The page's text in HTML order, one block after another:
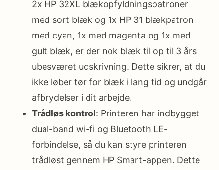
2x HP 32XL blækopfyldningspatroner
med sort blæk og 1x HP 31 blækpatron
med cyan, 1x med magenta og 1x med
gult blæk, er der nok blæk til op til 3 års
ubesværet udskrivning. Dette sikrer, at du
ikke løber tør for blæk i lang tid og undgår
afbrydelser i dit arbejde.
Trådløs kontrol: Printeren har indbygget
dual-band wi-fi og Bluetooth LE-
forbindelse, så du kan styre printeren
trådløst gennem HP Smart-appen. Dette